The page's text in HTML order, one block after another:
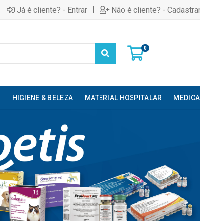
Já é cliente? - Entrar | Não é cliente? - Cadastrar
0
HIGIENE & BELEZA MATERIAL HOSPITALAR